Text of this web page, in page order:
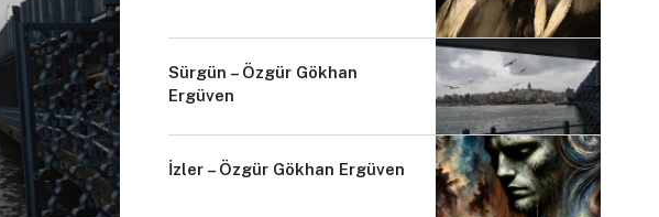
Sürgün – Özgür Gökhan
Ergüven
İzler – Özgür Gökhan Ergüven